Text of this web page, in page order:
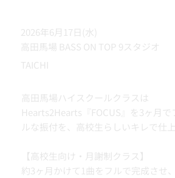
2026年6月17日(水)
高田馬場 BASS ON TOP 9スタジオ
TAICHI
高田馬場ハイスクールクラスは
Hearts2Hearts『FOCUS』を3ヶ月で
ルな振付を、高校生らしいキレで仕上
【高校生向け・月謝制クラス】
約3ヶ月かけて1曲をフルで完成させ